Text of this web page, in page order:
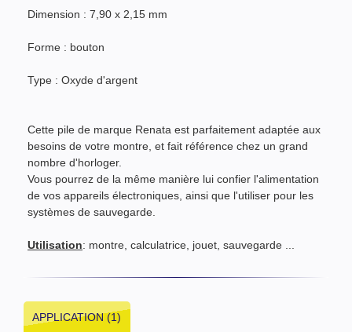
Dimension : 7,90 x 2,15 mm
Forme : bouton
Type : Oxyde d'argent
Cette pile de marque Renata est parfaitement adaptée aux
besoins de votre montre, et fait référence chez un grand
nombre d'horloger.
Vous pourrez de la même manière lui confier l'alimentation
de vos appareils électroniques, ainsi que l'utiliser pour les
systèmes de sauvegarde.
Utilisation: montre, calculatrice, jouet, sauvegarde ...
APPLICATION (1)